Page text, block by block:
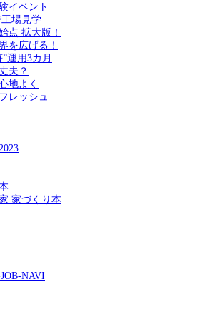
イベント
場見学
点 拡大版！
を広げる！
運用3カ月
夫？
地よく
レッシュ
家づくり本
NAVI